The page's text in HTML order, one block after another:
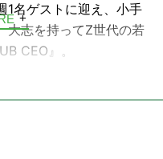
1名ゲストに迎え、小手
大志を持ってZ世代の若
CEO』。
告会社を経て日本最大